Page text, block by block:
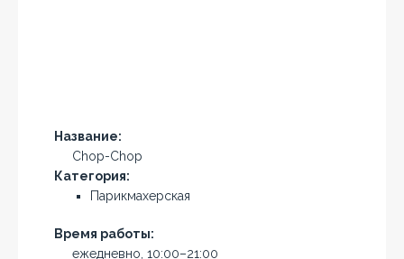
Название:
Chop-Chop
Категория:
Парикмахерская
Время работы:
ежедневно, 10:00–21:00